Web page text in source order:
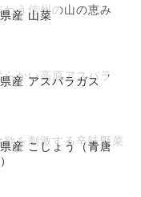
産 山菜
わう信州の山の恵み
産 アスパラガス
らかい高原アスパラ
産 こしょう（青唐
欲を刺激する辛味野菜